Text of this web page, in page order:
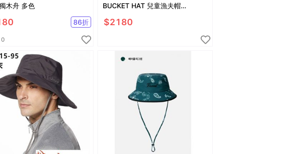
木舟 多色
86折
BUCKET HAT 兒童漁夫帽
$2180